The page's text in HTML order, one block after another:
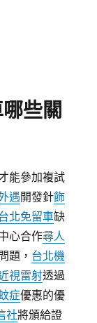
些關
能參加複試
遇開發針飾
北免留車缺
心合作尋人
題， 台北機
視雷射透過
症優惠的優
社將頒給證